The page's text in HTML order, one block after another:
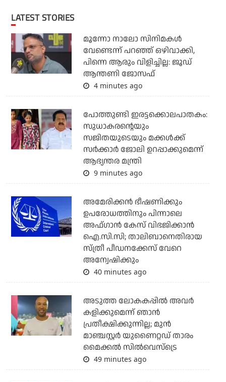
LATEST STORIES
മൂന്നോ നാലോ സിനിമകൾ
വേണ്ടെന്ന് പറഞ്ഞ് ഒഴിവാക്കി,
പിന്നെ ആരും വിളിച്ചില്ല: ജൂഡ്
ആന്തണി ജോസഫ്
4 minutes ago
പോത്തുണ്ടി ഇരട്ടക്കൊലപാതകം:
സുധാകരന്റെയും
സജിതയുടെയും മക്കള്‍ക്ക്
സര്‍ക്കാര്‍ ജോലി ഉറപ്പാക്കുമെന്ന്
ആഭ്യന്തര മന്ത്രി
9 minutes ago
അമേരിക്കന്‍ ഭീഷണിക്കും
ഉപരോധത്തിനും പിന്നാലെ
അഫ്ഗാന്‍ കേസ് വിഭജിക്കാന്‍
ഐ.സി.സി; താലിബാനെതിരായ
സ്ത്രീ പീഡനക്കേസ് വേറെ
അന്വേഷിക്കും
40 minutes ago
അടുത്ത ലോകകപ്പില്‍ അവര്‍
കളിക്കുമെന്ന് ഞാന്‍
പ്രതീക്ഷിക്കുന്നില്ല; മുന്‍
മാഞ്ചസ്റ്റര്‍ യുണൈറ്റഡ് താരം
മൈക്കൽ സില്‍വെസ്‌ട്രെ
49 minutes ago